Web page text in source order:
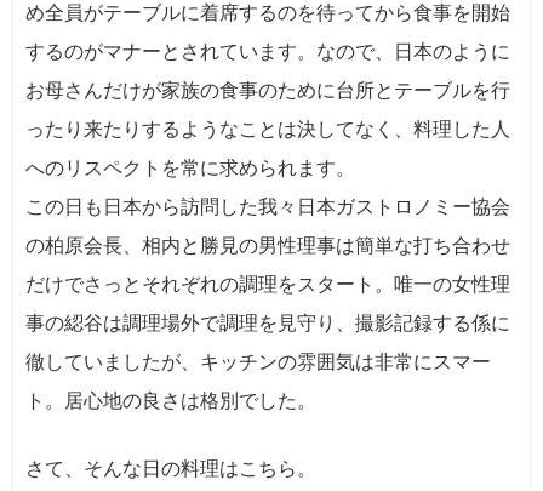
め全員がテーブルに着席するのを待ってから食事を開始
するのがマナーとされています。なので、日本のように
お母さんだけが家族の食事のために台所とテーブルを行
ったり来たりするようなことは決してなく、料理した人
へのリスペクトを常に求められます。
この日も日本から訪問した我々日本ガストロノミー協会
の柏原会長、相内と勝見の男性理事は簡単な打ち合わせ
だけでさっとそれぞれの調理をスタート。唯一の女性理
事の綛谷は調理場外で調理を見守り、撮影記録する係に
徹していましたが、キッチンの雰囲気は非常にスマー
ト。居心地の良さは格別でした。
さて、そんな日の料理はこちら。